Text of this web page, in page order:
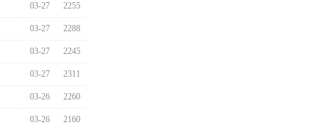
03-27 2255
03-27 2288
03-27 2245
03-27 2311
03-26 2260
03-26 2160